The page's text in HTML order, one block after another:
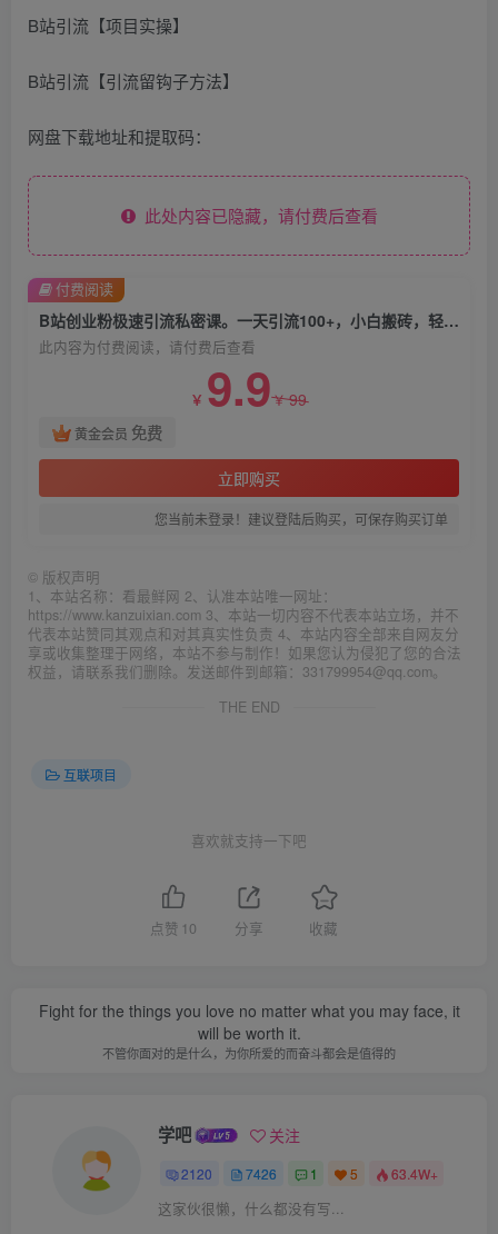
B站引流【项目实操】
B站引流【引流留钩子方法】
网盘下载地址和提取码：
此处内容已隐藏，请付费后查看
B站创业粉极速引流私密课。一天引流100+，小白搬砖，轻松日入1000+
此内容为付费阅读，请付费后查看
￥ 9.9￥99
黄金会员 免费
立即购买
您当前未登录！建议登陆后购买，可保存购买订单
付费阅读
© 版权声明
1、本站名称：看最鲜网 2、认准本站唯一网址：
https://www.kanzuixian.com 3、本站一切内容不代表本站立场，并不
代表本站赞同其观点和对其真实性负责 4、本站内容全部来自网友分
享或收集整理于网络，本站不参与制作！如果您认为侵犯了您的合法
权益，请联系我们删除。发送邮件到邮箱：331799954@qq.com。
THE END
互联项目
喜欢就支持一下吧
点赞 10 分享 收藏
Fight for the things you love no matter what you may face, it
will be worth it.
不管你面对的是什么，为你所爱的而奋斗都会是值得的
学吧 关注
2120 7426 1 5 63.4W+
这家伙很懒，什么都没有写...